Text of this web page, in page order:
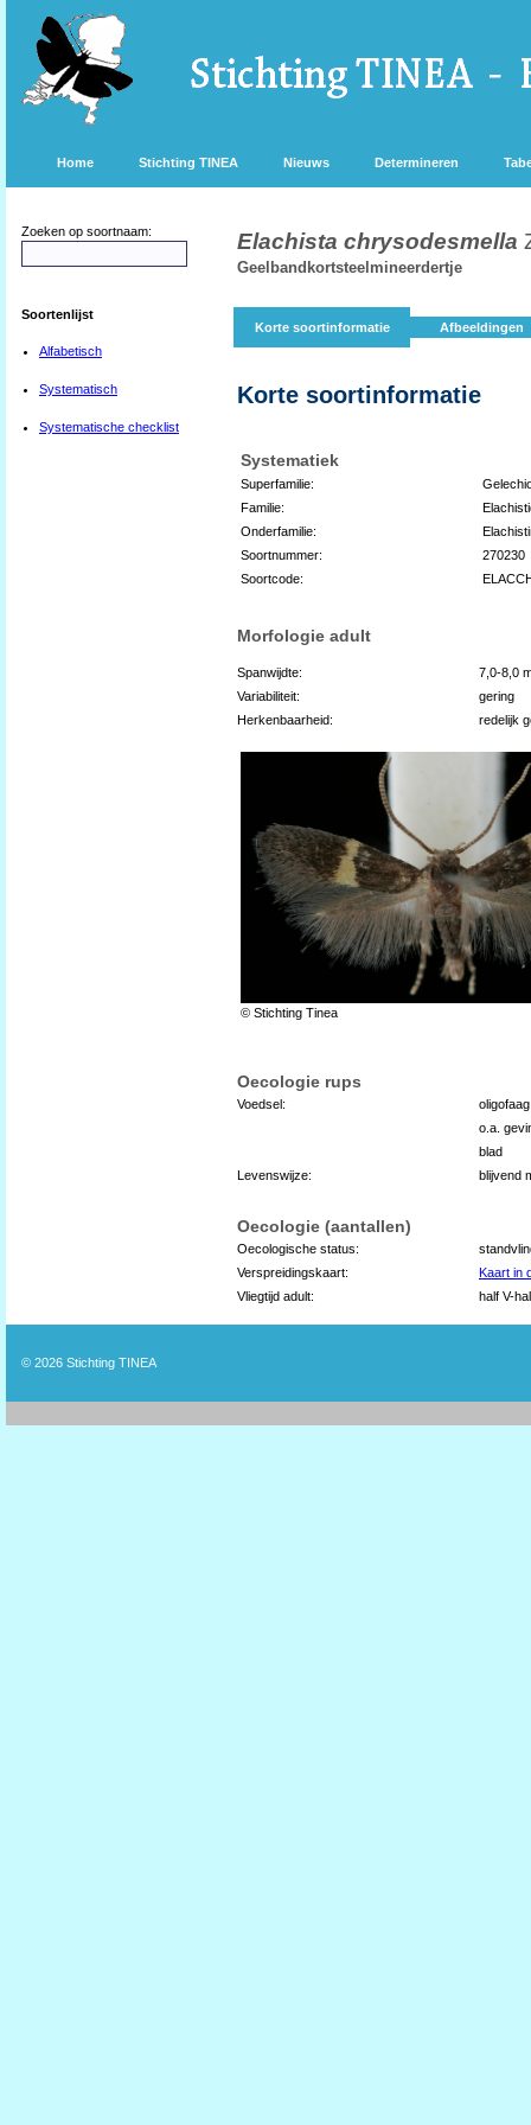
Home Stichting TINEA Nieuws Determineren
Zoeken op soortnaam:
Soortenlijst
Alfabetisch
Systematisch
Systematische checklist
Elachista chrysodesmella
Geelbandkortsteelmineerdertje
Korte soortinformatie Afbeeldingen
Korte soortinformatie
Systematiek
Superfamilie:
Familie:
Onderfamilie:
Soortnummer:
270230
Soortcode:
Morfologie adult
Spanwijdte:
7,0-8,0
Variabiliteit:
gering
Herkenbaarheid:
redelijk
© Stichting Tinea
Oecologie rups
Voedsel:
o.a.
blad
Levenswijze:
blijvend
Oecologie (aantallen)
Oecologische status:
Verspreidingskaart:
Kaart in
Vliegtijd adult:
half V-
© 2026 Stichting TINEA